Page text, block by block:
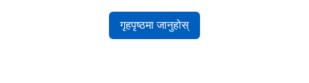
गृहपृष्ठमा जानुहोस्